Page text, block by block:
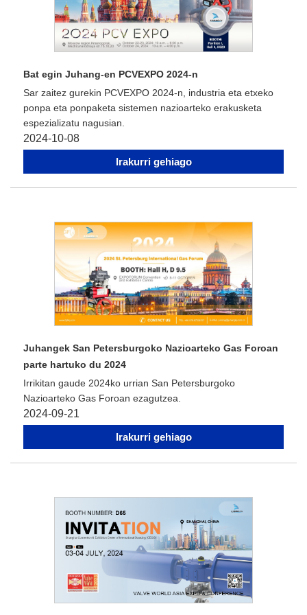
Bat egin Juhang-en PCVEXPO 2024-n
Sar zaitez gurekin PCVEXPO 2024-n, industria eta etxeko
ponpa eta ponpaketa sistemen nazioarteko erakusketa
espezializatu nagusian.
2024-10-08
Irakurri gehiago
Juhangek San Petersburgoko Nazioarteko Gas Foroan
parte hartuko du 2024
Irrikitan gaude 2024ko urrian San Petersburgoko
Nazioarteko Gas Foroan ezagutzea.
2024-09-21
Irakurri gehiago